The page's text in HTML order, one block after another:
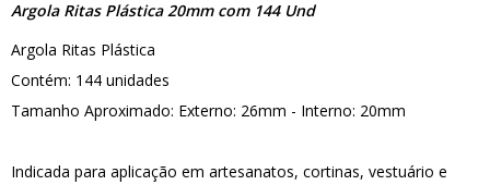
Argola Ritas Plástica 20mm com 144 Und
Argola Ritas Plástica
Contém: 144 unidades
Tamanho Aproximado: Externo: 26mm - Interno: 20mm
Indicada para aplicação em artesanatos, cortinas, vestuário e